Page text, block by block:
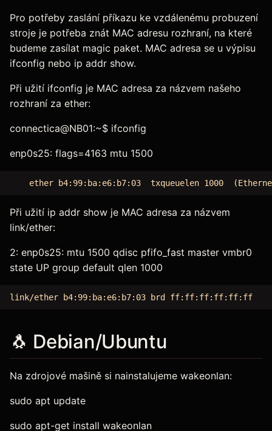
Pro potřeby zaslání příkazu ke vzdálenému probuzení
stroje je potřeba znát MAC adresu rozhraní, na které
budeme zasílat magic paket. MAC adresa se u výpisu
ifconfig nebo ip addr show.
Při užití ifconfig je MAC adresa za názvem našeho
rozhraní za ether:
connectica@NB01:~$ ifconfig
enp0s25: flags=4163 mtu 1500
Při užití ip addr show je MAC adresa za názvem
link/ether:
2: enp0s25: mtu 1500 qdisc pfifo_fast master vmbr0
state UP group default qlen 1000
🐧 Debian/Ubuntu
Na zdrojové mašině si nainstalujeme wakeonlan:
sudo apt update
sudo apt-get install wakeonlan